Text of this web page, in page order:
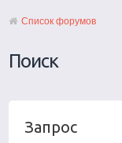
Список форумов
Поиск
Запрос